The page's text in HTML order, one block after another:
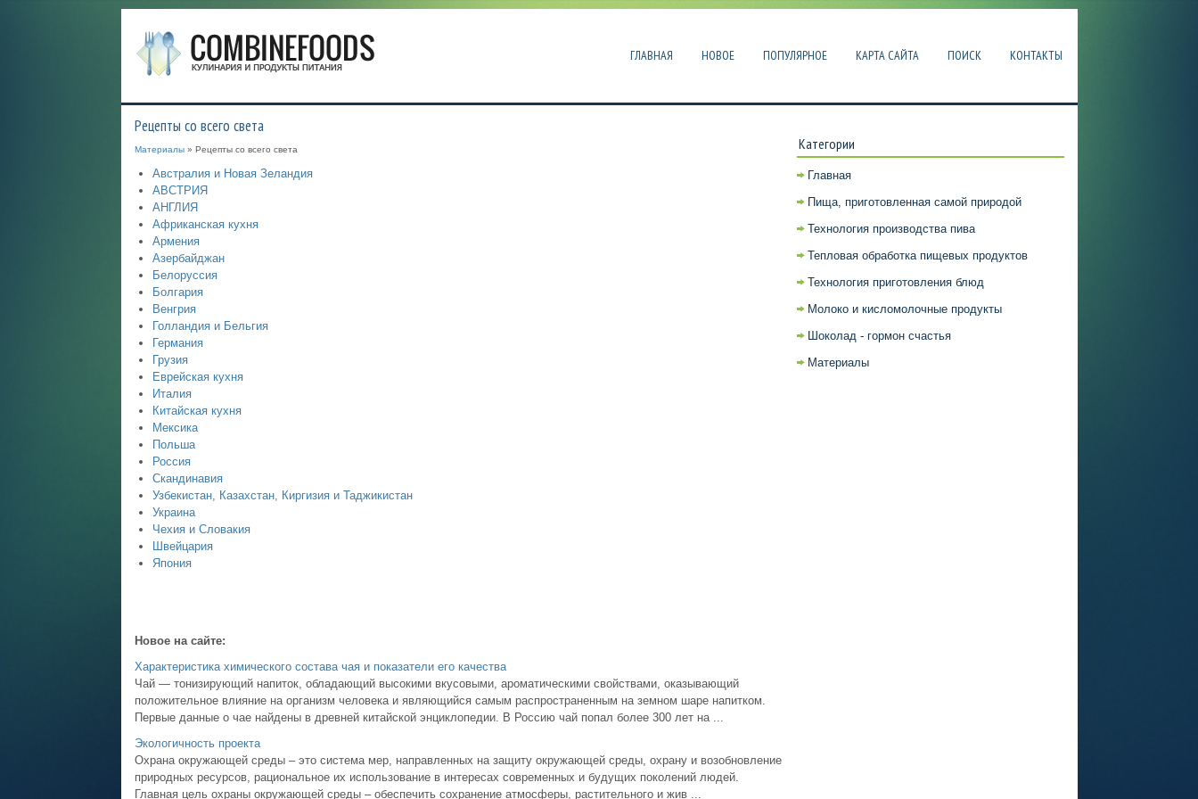
ГЛАВНАЯ НОВОЕ ПОПУЛЯРНОЕ КАРТА САЙТА ПОИСК КОНТАКТЫ
Рецепты со всего света
Материалы» Рецепты со всего света
Австралия и Новая Зеландия
АВСТРИЯ
АНГЛИЯ
Африканская кухня
Армения
Азербайджан
Белоруссия
Болгария
Венгрия
Голландия и Бельгия
Германия
Грузия
Еврейская кухня
Италия
Китайская кухня
Мексика
Польша
Россия
Скандинавия
Узбекистан, Казахстан, Киргизия и Таджикистан
Украина
Чехия и Словакия
Швейцария
Япония
Новое на сайте:
Характеристика химического состава чая и показатели его качества
Чай — тонизирующий напиток, обладающий высокими вкусовыми, ароматическими свойствами, оказывающий
положительное влияние на организм человека и являющийся самым распространенным на земном шаре напитком.
Первые данные о чае найдены в древней китайской энциклопедии. В Россию чай попал более 300 лет на ...
Экологичность проекта
Охрана окружающей среды – это система мер, направленных на защиту окружающей среды, охрану и возобновление
природных ресурсов, рациональное их использование в интересах современных и будущих поколений людей.
Главная цель охраны окружающей среды – обеспечить сохранение атмосферы, растительного и жив ...
Категории
Главная
Пища, приготовленная самой природой
Технология производства пива
Тепловая обработка пищевых продуктов
Технология приготовления блюд
Молоко и кисломолочные продукты
Шоколад - гормон счастья
Материалы